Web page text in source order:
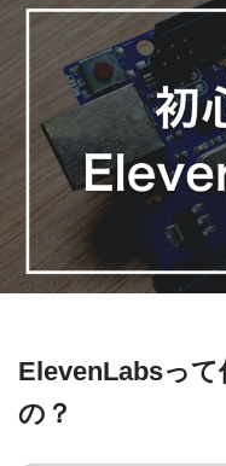
ElevenLabsって
の？